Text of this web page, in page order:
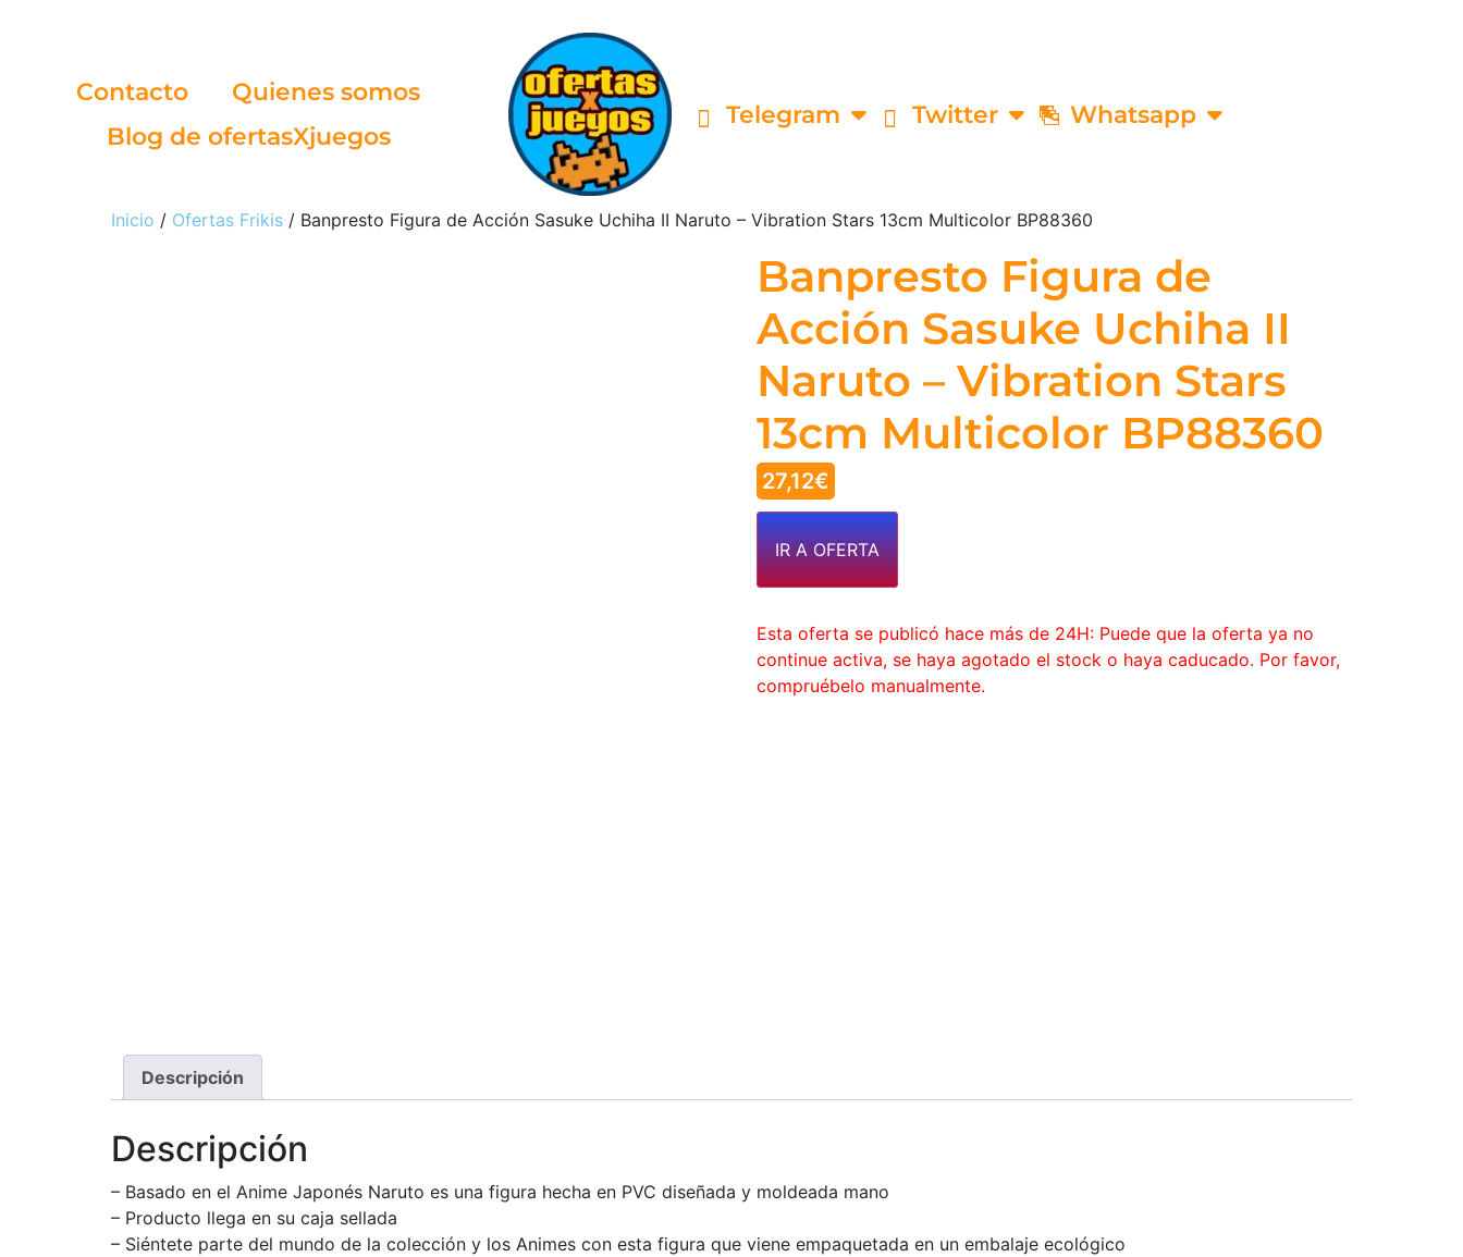
Contacto
Quienes somos
Blog de ofertasXjuegos
Telegram Twitter Whatsapp
Inicio / Ofertas Frikis / Banpresto Figura de Acción Sasuke Uchiha II Naruto – Vibration Stars 13cm Multicolor BP88360
Banpresto Figura de
Acción Sasuke Uchiha II
Naruto – Vibration Stars
13cm Multicolor BP88360
27,12€
IR A OFERTA
Esta oferta se publicó hace más de 24H: Puede que la oferta ya no
continue activa, se haya agotado el stock o haya caducado. Por favor,
compruébelo manualmente.
Descripción
Descripción
– Basado en el Anime Japonés Naruto es una figura hecha en PVC diseñada y moldeada mano
– Producto llega en su caja sellada
– Siéntete parte del mundo de la colección y los Animes con esta figura que viene empaquetada en un embalaje ecológico